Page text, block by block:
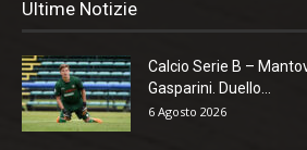
Ultime Notizie
Calcio Serie B –
Gasparini. Duello...
6 Agosto 2026